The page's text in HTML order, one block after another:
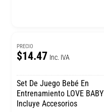
PRECIO
$14.47 Inc. IVA
Set De Juego Bebé En
Entrenamiento LOVE BABY
Incluye Accesorios